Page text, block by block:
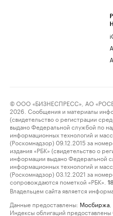
© ООО «БИЗНЕСПРЕСС», АО
2026. Сообщения и материалы
(свидетельство о регистрации
выдано Федеральной службой по
информационных технологий и
(Роскомнадзор) 09.12.2015 за
издания «РБК» (свидетельство о
информации выдано Федеральной
информационных технологий и
(Роскомнадзор) 03.12.2021 за
сопровождаются пометкой «РБК».
Владельцем сайта является
Данные предоставлены: Мосбиржа
Индексы облигаций предоставлены